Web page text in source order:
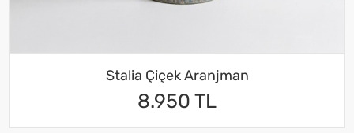
Stalia Çiçek Aranjman
8.950 TL